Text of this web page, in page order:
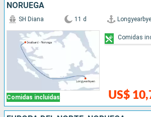
NORUEGA
Comidas incluidas
SH Diana 11 d
US$
Comidas